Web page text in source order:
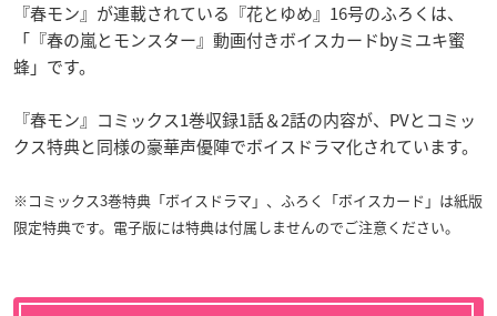
『春モン』が連載されている『花とゆめ』16号のふろくは、
「『春の嵐とモンスター』動画付きボイスカードbyミユキ蜜
蜂」です。
『春モン』コミックス1巻収録1話＆2話の内容が、PVとコミッ
クス特典と同様の豪華声優陣でボイスドラマ化されています。
※コミックス3巻特典「ボイスドラマ」、ふろく「ボイスカード」は紙版
限定特典です。電子版には特典は付属しませんのでご注意ください。